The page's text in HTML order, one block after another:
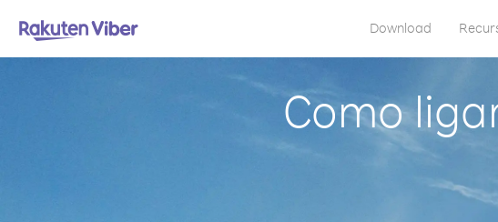
Download
Como